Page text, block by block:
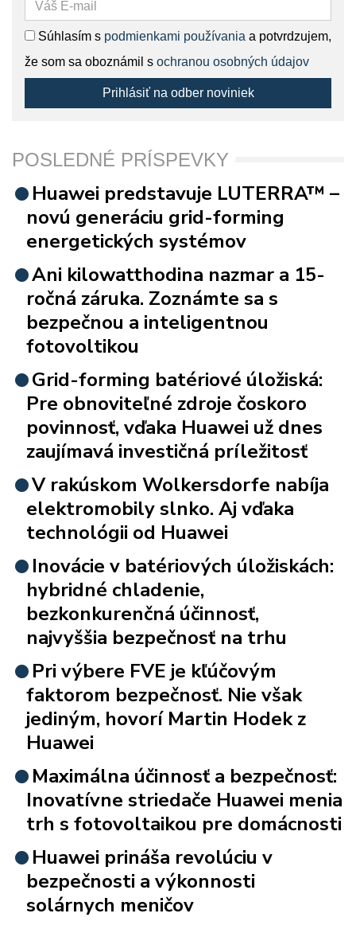
Súhlasím s podmienkami používania a potvrdzujem,
že som sa oboznámil s ochranou osobných údajov
Prihlásiť na odber noviniek
POSLEDNÉ PRÍSPEVKY
Huawei predstavuje LUTERRA™ –
novú generáciu grid-forming
energetických systémov
Ani kilowatthodina nazmar a 15-
ročná záruka. Zoznámte sa s
bezpečnou a inteligentnou
fotovoltikou
Grid-forming batériové úložiská:
Pre obnoviteľné zdroje čoskoro
povinnosť, vďaka Huawei už dnes
zaujímavá investičná príležitosť
V rakúskom Wolkersdorfe nabíja
elektromobily slnko. Aj vďaka
technológii od Huawei
Inovácie v batériových úložiskách:
hybridné chladenie,
bezkonkurenčná účinnosť,
najvyššia bezpečnosť na trhu
Pri výbere FVE je kľúčovým
faktorom bezpečnosť. Nie však
jediným, hovorí Martin Hodek z
Huawei
Maximálna účinnosť a bezpečnosť:
Inovatívne striedače Huawei menia
trh s fotovoltaikou pre domácnosti
Huawei prináša revolúciu v
bezpečnosti a výkonnosti
solárnych meničov